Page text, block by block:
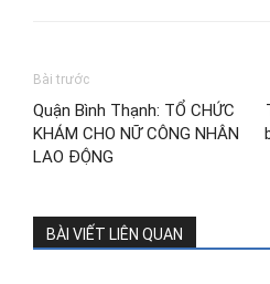
Bài trước
Quận Bình Thạnh: TỔ CHỨC
KHÁM CHO NỮ CÔNG NHÂN
LAO ĐỘNG
BÀI VIẾT LIÊN QUAN